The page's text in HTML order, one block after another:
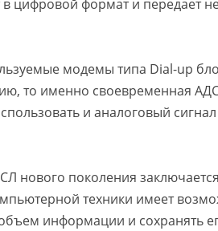
цифровой формат и передает
модемы типа Dial-up
то именно своевременная
и аналоговый
нового поколения
техники имеет
информации и сохранять